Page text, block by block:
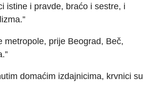
istine i pravde, braćo i sestre, i
metropole, prije Beograd, Beč,
domaćim izdajnicima, krvnici su